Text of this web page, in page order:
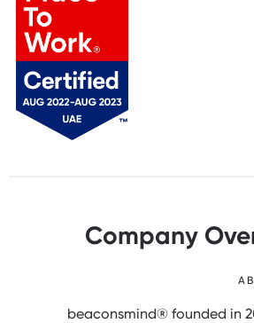
Company
“beaconsmind® founded in